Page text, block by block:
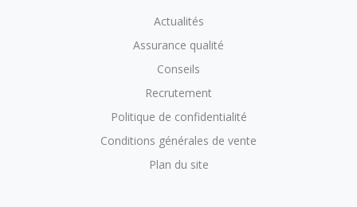
Actualités
Assurance qualité
Conseils
Recrutement
Politique de confidentialité
Conditions générales de vente
Plan du site